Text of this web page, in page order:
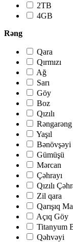
2TB
4GB
Rəng
Qara
Qırmızı
Ağ
Sarı
Göy
Boz
Qızılı
Rəngarəng
Yaşıl
Bənövşəyi
Gümüşü
Mərcan
Çəhrayı
Qızılı
Zil qara
Qarışıq
Açıq Göy
Titanyum
Qəhvəyi